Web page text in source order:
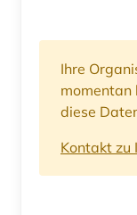
Ihre
momentan
diese
Kontakt zu